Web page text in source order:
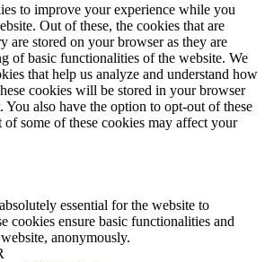
to improve your experience while you
Out of these, the cookies that are
are stored on your browser as they are
of basic functionalities of the website. We
that help us analyze and understand how
cookies will be stored in your browser
also have the option to opt-out of these
some of these cookies may affect your
essential for the website to
cookies ensure basic functionalities and
anonymously.